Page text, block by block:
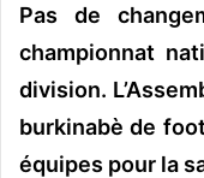
i
Pas de
championnat
division.
burkinabè de
équipes pour la